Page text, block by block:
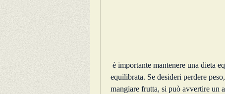
equilibrata. Se desideri perdere
mangiare frutta, si può avvertire un